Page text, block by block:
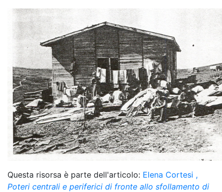
Questa risorsa è parte dell'articolo: Elena Cortesi ,
Poteri centrali e periferici di fronte allo sfollamento di